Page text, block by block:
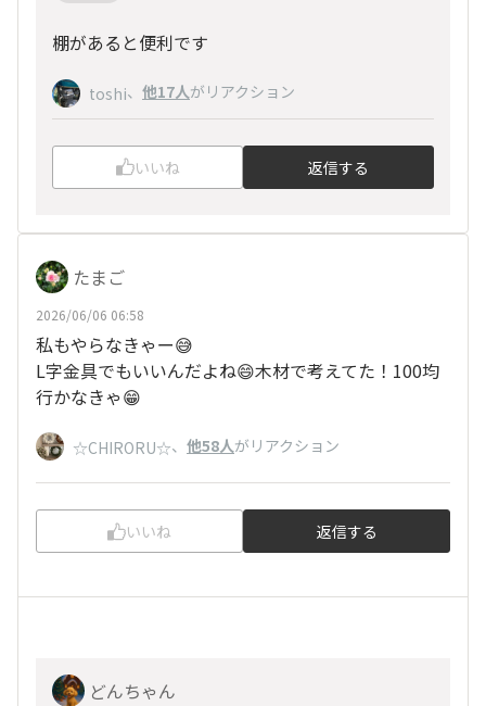
棚があると便利です
toshi、 他17人がリアクション
いいね 返信する
たまご
2026/06/06 06:58
私もやらなきゃー😅
L字金具でもいいんだよね😄木材で考えてた！100均
行かなきゃ😁
☆CHIRORU☆、 他58人がリアクション
いいね 返信する
どんちゃん